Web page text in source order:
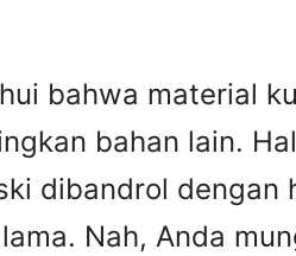
bahwa material
bahan lain.
dibandrol dengan
Nah, Anda